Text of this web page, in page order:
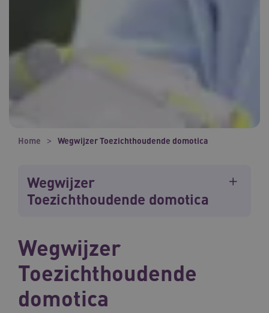
Home Wegwijzer Toezichthoudende domotica
Wegwijzer
Toezichthoudende domotica
Wegwijzer
Toezichthoudende
domotica